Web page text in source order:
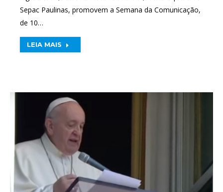
Sepac Paulinas, promovem a Semana da Comunicação,
de 10…
LEIA MAIS